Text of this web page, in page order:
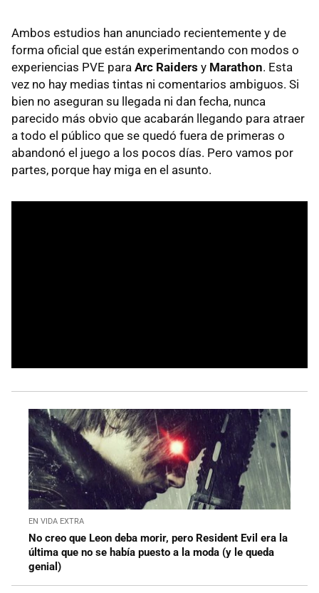
Ambos estudios han anunciado recientemente y de
forma oficial que están experimentando con modos o
experiencias PVE para Arc Raiders y Marathon. Esta
vez no hay medias tintas ni comentarios ambiguos. Si
bien no aseguran su llegada ni dan fecha, nunca
parecido más obvio que acabarán llegando para atraer
a todo el público que se quedó fuera de primeras o
abandonó el juego a los pocos días. Pero vamos por
partes, porque hay miga en el asunto.
EN VIDA EXTRA
No creo que Leon deba morir, pero Resident Evil era la
última que no se había puesto a la moda (y le queda
genial)